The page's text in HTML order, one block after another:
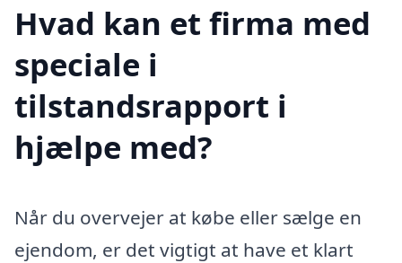
Hvad kan et firma med
speciale i
tilstandsrapport i
hjælpe med?
Når du overvejer at købe eller sælge en
ejendom, er det vigtigt at have et klart